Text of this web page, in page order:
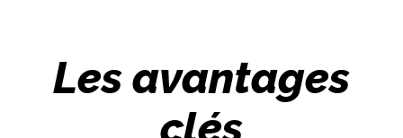
Les avantages